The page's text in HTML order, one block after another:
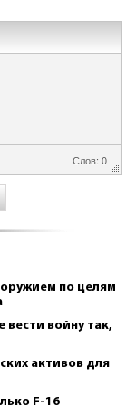
Слов: 0
по целям
войну так,
активов для
F-16